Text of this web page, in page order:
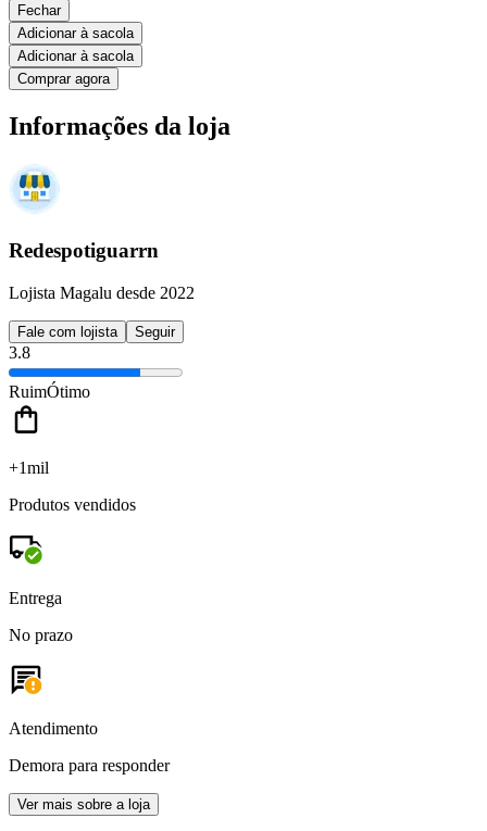
Fechar
Adicionar à sacola
Adicionar à sacola
Comprar agora
Informações da loja
Redespotiguarrn
Lojista Magalu desde 2022
Fale com lojista Seguir
3.8
RuimÓtimo
+1mil
Produtos vendidos
Entrega
No prazo
Atendimento
Demora para responder
Ver mais sobre a loja